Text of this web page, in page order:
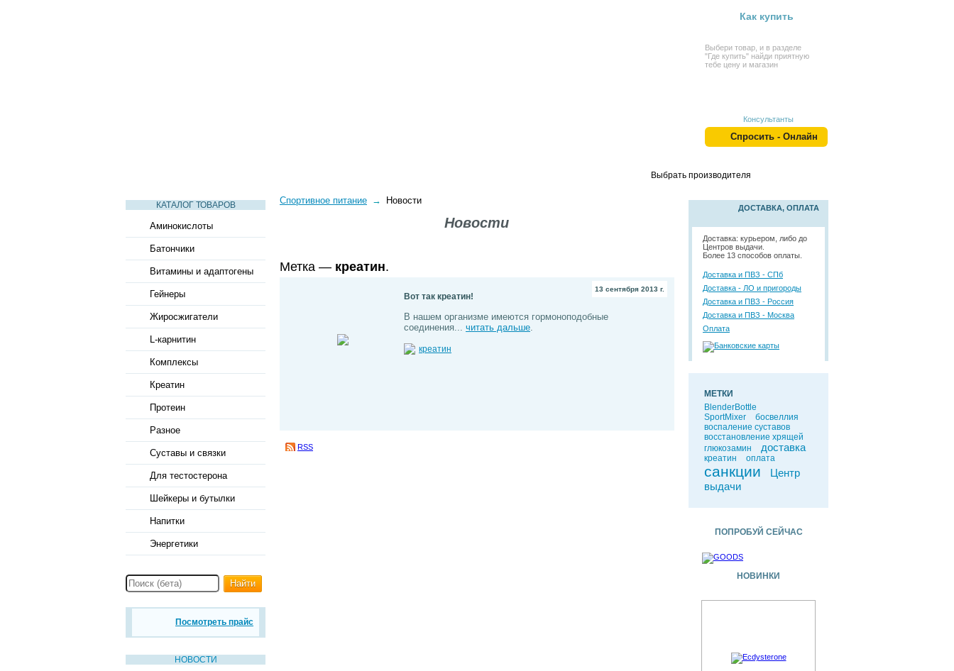
Как купить
Выбери товар, и в разделе
"Где купить" найди приятную
тебе цену и магазин
Консультанты
Спросить - Онлайн
Выбрать производителя
КАТАЛОГ ТОВАРОВ
Аминокислоты
Батончики
Витамины и адаптогены
Гейнеры
Жиросжигатели
L-карнитин
Комплексы
Креатин
Протеин
Разное
Суставы и связки
Для тестостерона
Шейкеры и бутылки
Напитки
Энергетики
Найти
Посмотреть прайс
НОВОСТИ
Спортивное питание → Новости
Новости
Метка — креатин.
13 сентября 2013 г.
Вот так креатин!
В нашем организме имеются гормоноподобные
соединения... читать дальше
креатин
RSS
ДОСТАВКА, ОПЛАТА
Доставка: курьером, либо до
Центров выдачи.
Более 13 способов оплаты.
Доставка и ПВЗ - СПб
Доставка - ЛО и пригороды
Доставка и ПВЗ - Россия
Доставка и ПВЗ - Москва
Оплата
МЕТКИ
BlenderBottle
SportMixer
босвеллия
воспаление суставов
восстановление хрящей
глюкозамин
доставка
креатин оплата
санкции
Центр
выдачи
ПОПРОБУЙ СЕЙЧАС
НОВИНКИ